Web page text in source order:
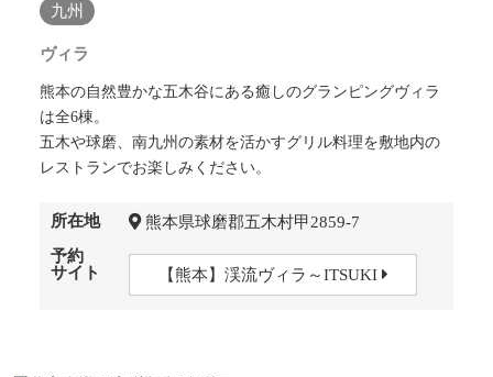
九州
ヴィラ
熊本の自然豊かな五木谷にある癒しのグランピングヴィラ
は全6棟。
五木や球磨、南九州の素材を活かすグリル料理を敷地内の
レストランでお楽しみください。
所在地
熊本県球磨郡五木村甲2859-7
予約
サイト
【熊本】渓流ヴィラ～ITSUKI